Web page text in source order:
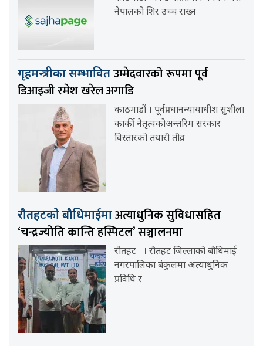
नेपालको शिर उच्च राख्न
गृहमन्त्रीका सम्भावितउम्मेदवारको रूपमा पूर्व
डिआइजी रमेश खरेल अगाडि
काठमाडौं । पूर्वप्रधानन्यायाधीश सुशीला
कार्की नेतृत्वकोअन्तरिम सरकार
विस्तारको तयारी तीव्र
रौतहटको बौधिमाईमाअत्याधुनिक सुविधासहित
‘चन्द्रज्योति कान्ति हस्पिटल’ सञ्चालनमा
रौतहट । रौतहट जिल्लाको बौधिमाई
नगरपालिका बंकुलमा अत्याधुनिक
प्रविधि र